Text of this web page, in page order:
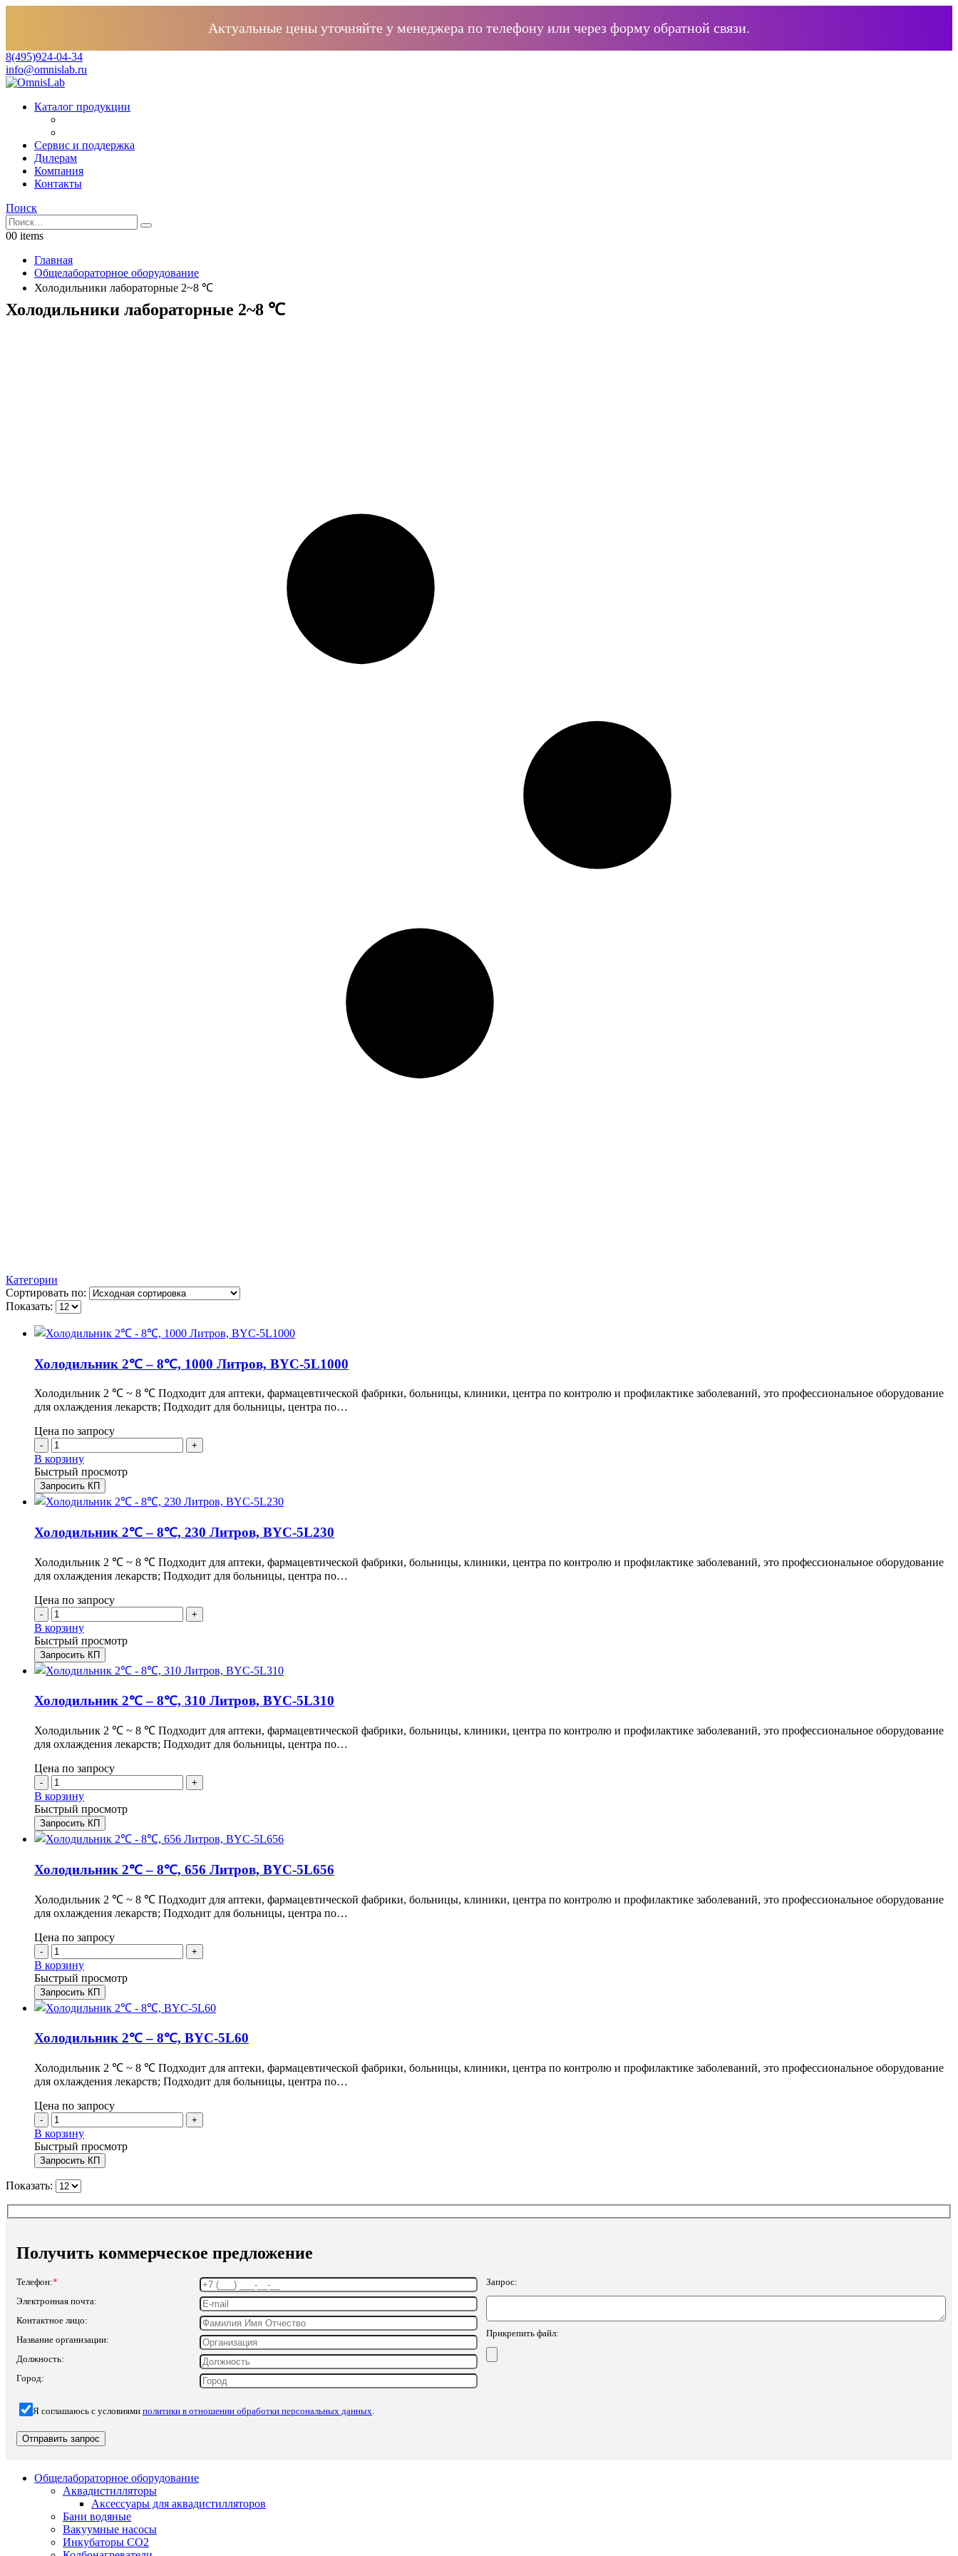
Актуальные цены уточняйте у менеджера по телефону или через форму обратной связи.
8(495)924-04-34
info@omnislab.ru
Каталог продукции
Сервис и поддержка
Дилерам
Компания
Контакты
Поиск
00 items
Главная
Общелабораторное оборудование
Холодильники лабораторные 2~8 ℃
Холодильники лабораторные 2~8 ℃
Категории
Сортировать по:
Показать:
Холодильник 2℃ – 8℃, 1000 Литров, BYC-5L1000
Холодильник 2 ℃ ~ 8 ℃ Подходит для аптеки, фармацевтической фабрики, больницы, клиники, центра по контролю и профилактике заболеваний, это профессиональное оборудование
для охлаждения лекарств; Подходит для больницы, центра по…
Цена по запросу
- +
В корзину
Быстрый просмотр
Запросить КП
Холодильник 2℃ – 8℃, 230 Литров, BYC-5L230
Холодильник 2 ℃ ~ 8 ℃ Подходит для аптеки, фармацевтической фабрики, больницы, клиники, центра по контролю и профилактике заболеваний, это профессиональное оборудование
для охлаждения лекарств; Подходит для больницы, центра по…
Цена по запросу
- +
В корзину
Быстрый просмотр
Запросить КП
Холодильник 2℃ – 8℃, 310 Литров, BYC-5L310
Холодильник 2 ℃ ~ 8 ℃ Подходит для аптеки, фармацевтической фабрики, больницы, клиники, центра по контролю и профилактике заболеваний, это профессиональное оборудование
для охлаждения лекарств; Подходит для больницы, центра по…
Цена по запросу
- +
В корзину
Быстрый просмотр
Запросить КП
Холодильник 2℃ – 8℃, 656 Литров, BYC-5L656
Холодильник 2 ℃ ~ 8 ℃ Подходит для аптеки, фармацевтической фабрики, больницы, клиники, центра по контролю и профилактике заболеваний, это профессиональное оборудование
для охлаждения лекарств; Подходит для больницы, центра по…
Цена по запросу
- +
В корзину
Быстрый просмотр
Запросить КП
Холодильник 2℃ – 8℃, BYC-5L60
Холодильник 2 ℃ ~ 8 ℃ Подходит для аптеки, фармацевтической фабрики, больницы, клиники, центра по контролю и профилактике заболеваний, это профессиональное оборудование
для охлаждения лекарств; Подходит для больницы, центра по…
Цена по запросу
- +
В корзину
Быстрый просмотр
Запросить КП
Показать:
Получить коммерческое предложение
Телефон:*
Электронная почта:
Контактное лицо:
Название организации:
Должность:
Город:
Запрос:
Прикрепить файл:
Я соглашаюсь с условиями политики в отношении обработки персональных данных.
Общелабораторное оборудование
Аквадистилляторы
Аксессуары для аквадистилляторов
Бани водяные
Вакуумные насосы
Инкубаторы CO2